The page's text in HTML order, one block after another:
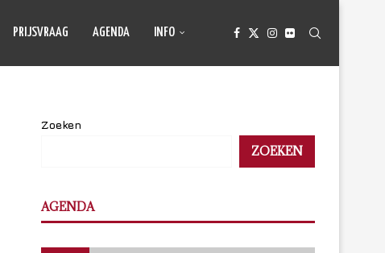
PRIJSVRAAG AGENDA INFO
Zoeken
ZOEKEN
AGENDA